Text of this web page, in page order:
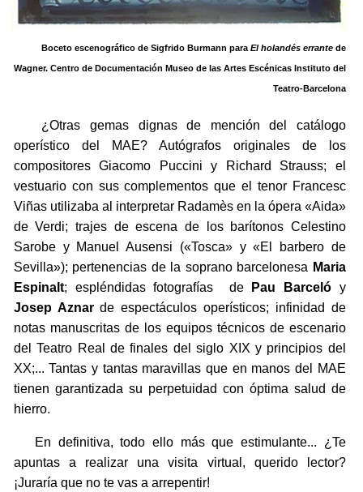
Boceto escenográfico de Sigfrido Burmann para El holandés errantede
Wagner. Centro de Documentación Museo de las Artes Escénicas Instituto del
Teatro-Barcelona
¿Otras gemas dignas de mención del catálogo
operístico del MAE? Autógrafos originales de los
compositores Giacomo Puccini y Richard Strauss; el
vestuario con sus complementos que el tenor Francesc
Viñas utilizaba al interpretar Radamès en la ópera «Aida»
de Verdi; trajes de escena de los barítonos Celestino
Sarobe y Manuel Ausensi («Tosca» y «El barbero de
Sevilla»); pertenencias de la soprano barcelonesa Maria
Espinalt; espléndidas fotografías de Pau Barceló y
Josep Aznarde espectáculos operísticos; infinidad de
notas manuscritas de los equipos técnicos de escenario
del Teatro Real de finales del siglo XIX y principios del
XX;... Tantas y tantas maravillas que en manos del MAE
tienen garantizada su perpetuidad con óptima salud de
hierro.
En definitiva, todo ello más que estimulante... ¿Te
apuntas a realizar una visita virtual, querido lector?
¡Juraría que no te vas a arrepentir!